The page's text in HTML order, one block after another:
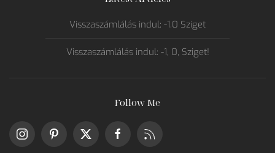
Visszaszámlálás indul: -1.0 Sziget
Visszaszámlálás indul: -1, 0, Sziget!
Follow Me